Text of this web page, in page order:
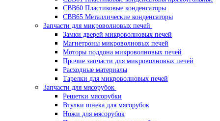
CBB60 Пластиковые конденсаторы
CBB65 Металлические конденсаторы
Запчасти для микроволновых печей
Замки дверей микроволновых печей
Магнетроны микроволновых печей
Моторы поддона микроволновых печей
Прочие запчасти для микроволновых печей
Расходные материалы
Тарелки для микроволновых печей
Запчасти для мясорубок
Решетки мясорубки
Втулки шнека для мясорубок
Ножи для мясорубок